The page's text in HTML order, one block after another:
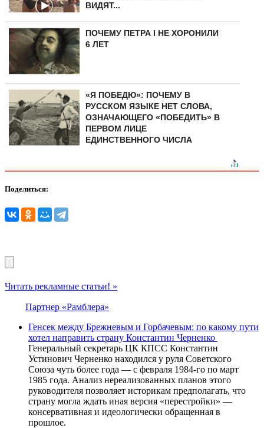
ВИДЯТ...
ПОЧЕМУ ПЕТРА I НЕ ХОРОНИЛИ
6 ЛЕТ
«Я ПОБЕДЮ»: ПОЧЕМУ В
РУССКОМ ЯЗЫКЕ НЕТ СЛОВА,
ОЗНАЧАЮЩЕГО «ПОБЕДИТЬ» В
ПЕРВОМ ЛИЦЕ
ЕДИНСТВЕННОГО ЧИСЛА
Поделиться:
Читать рекламные статьи! »
Партнер «Рамблера»
Генсек между Брежневым и Горбачевым: по какому пути
хотел направить страну Константин Черненко
Генеральный секретарь ЦК КПСС Константин
Устинович Черненко находился у руля Советского
Союза чуть более года — с февраля 1984-го по март
1985 года. Анализ нереализованных планов этого
руководителя позволяет историкам предполагать, что
страну могла ждать иная версия «перестройки» —
консервативная и идеологически обращенная в
прошлое.